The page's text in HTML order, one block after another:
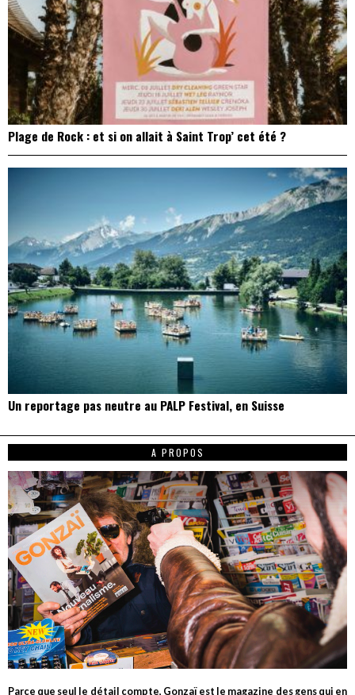
Plage de Rock : et si on allait à Saint Trop’ cet été ?
Un reportage pas neutre au PALP Festival, en Suisse
A PROPOS
Parce que seul le détail compte, Gonzaï est le magazine des gens qui en